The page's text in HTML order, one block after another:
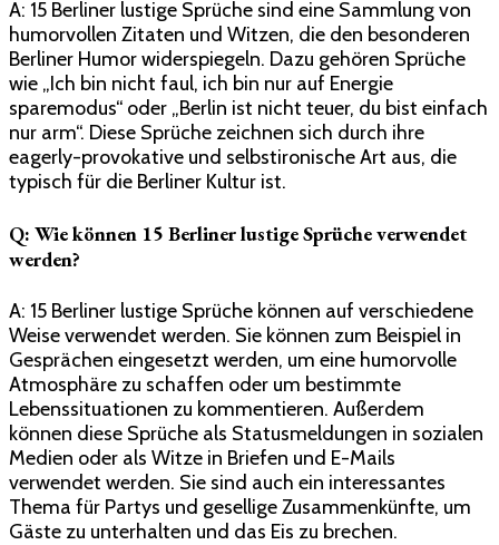
A: 15 Berliner lustige Sprüche sind eine Sammlung von
humorvollen Zitaten und Witzen, die den besonderen
Berliner Humor widerspiegeln. Dazu gehören Sprüche
wie „Ich bin nicht faul, ich bin nur auf Energie
sparemodus“ oder „Berlin ist nicht teuer, du bist einfach
nur arm“. Diese Sprüche zeichnen sich durch ihre
eagerly-provokative und selbstironische Art aus, die
typisch für die Berliner Kultur ist.
Q: Wie können 15 Berliner lustige Sprüche verwendet
werden?
A: 15 Berliner lustige Sprüche können auf verschiedene
Weise verwendet werden. Sie können zum Beispiel in
Gesprächen eingesetzt werden, um eine humorvolle
Atmosphäre zu schaffen oder um bestimmte
Lebenssituationen zu kommentieren. Außerdem
können diese Sprüche als Statusmeldungen in sozialen
Medien oder als Witze in Briefen und E-Mails
verwendet werden. Sie sind auch ein interessantes
Thema für Partys und gesellige Zusammenkünfte, um
Gäste zu unterhalten und das Eis zu brechen.